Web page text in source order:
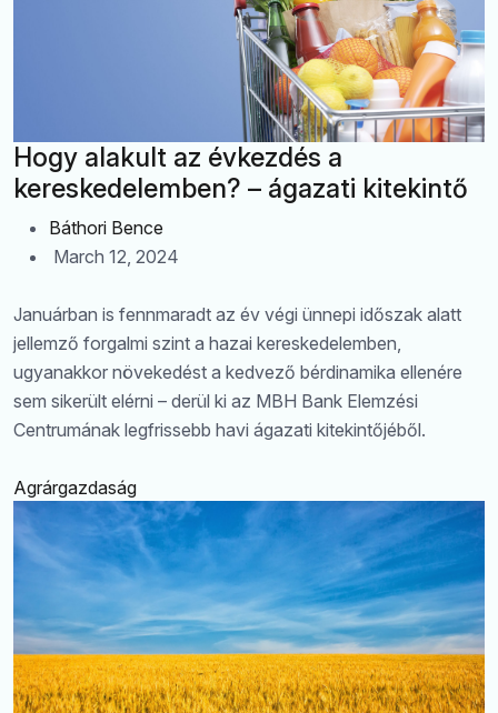
Hogy alakult az évkezdés a
kereskedelemben? – ágazati kitekintő
Báthori Bence
March 12, 2024
Januárban is fennmaradt az év végi ünnepi időszak alatt
jellemző forgalmi szint a hazai kereskedelemben,
ugyanakkor növekedést a kedvező bérdinamika ellenére
sem sikerült elérni – derül ki az MBH Bank Elemzési
Centrumának legfrissebb havi ágazati kitekintőjéből.
Agrárgazdaság